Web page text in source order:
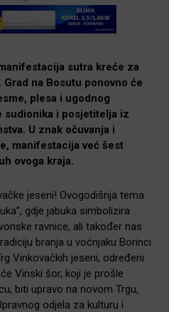
sutra kreće za
na Bosutu ponovno će
plesa i ugodnog
sudionika i posjetitelja iz
U znak očuvanja i
manifestacija već šest
ovoga kraja.
jeseni! Ovogodišnja tema
gdje jabuka simbolizira
ravnice, ali također nas
branja u voćnjaku Borinci.
Vinkovačkih jeseni, određeni
Vinski šor, koji je prošle
biti upravo na novom Trgu,
odjela za kulturu i